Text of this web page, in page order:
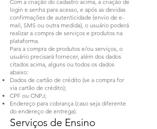
Com a criação do cadastro acima, a criação de
login e senha para acesso, e após as devidas
confirmações de autenticidade (envio de e-
mail, SMS ou outra medida), o usuário poderá
realizar a compra de serviços e produtos na
plataforma.
Para a compra de produtos e/ou serviços, o
usuário precisará fornecer, além dos dados
citados acima, alguns ou todos os dados
abaixo:
Dados de cartão de crédito (se a compra for
via cartão de crédito);
CPF ou CNPJ;
Endereço para cobrança (caso seja diferente
do endereço de entrega).
Serviços de Ensino